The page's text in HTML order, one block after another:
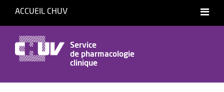
ACCUEIL CHUV
Service
de pharmacologie
clinique